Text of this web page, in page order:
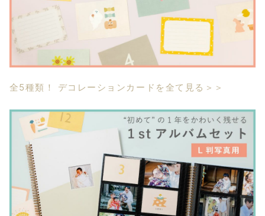
全5種類！ デコレーションカードを全て見る＞＞